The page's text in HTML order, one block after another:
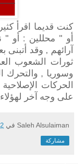
كنت قديما اقرأ
أو " محللين : أو
آرائهم , وقد
ثورات الشعوب
وسوريا , والتحرك
الحركات
على وجه آخر
Saleh Alsulaiman في
مشاركة